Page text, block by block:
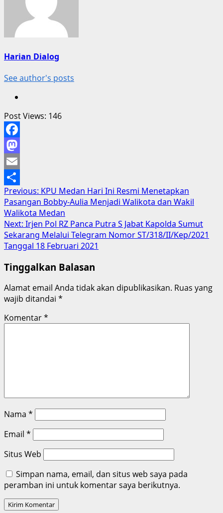
Harian Dialog
See author's posts
Post Views: 146
Facebook
Mastodon
Email
Share
Post
navigation
Previous: KPU Medan Hari Ini Resmi Menetapkan
Pasangan Bobby-Aulia Menjadi Walikota dan Wakil
Walikota Medan
Next: Irjen Pol RZ Panca Putra S Jabat Kapolda Sumut
Sekarang Melalui Telegram Nomor ST/318/II/Kep/2021
Tanggal 18 Februari 2021
Tinggalkan Balasan
Alamat email Anda tidak akan dipublikasikan. Ruas yang
wajib ditandai *
Komentar*
Nama *
Email *
Situs Web
Simpan nama, email, dan situs web saya pada
peramban ini untuk komentar saya berikutnya.